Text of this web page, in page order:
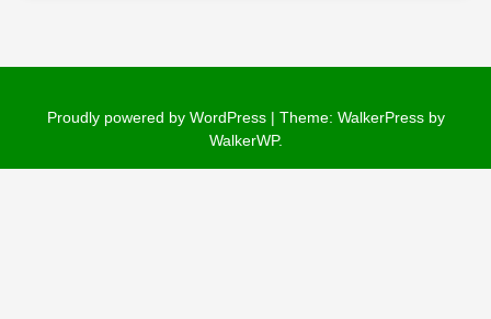
orf 1950
e. V.
Proudly powered by WordPress | Theme: WalkerPress by
WalkerWP.